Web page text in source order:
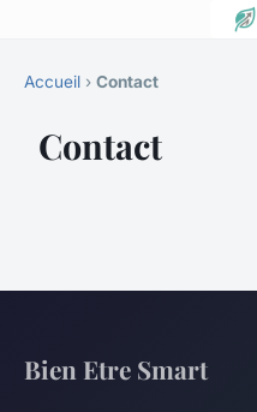
Accueil › Contact
Contact
Bien Etre Smart